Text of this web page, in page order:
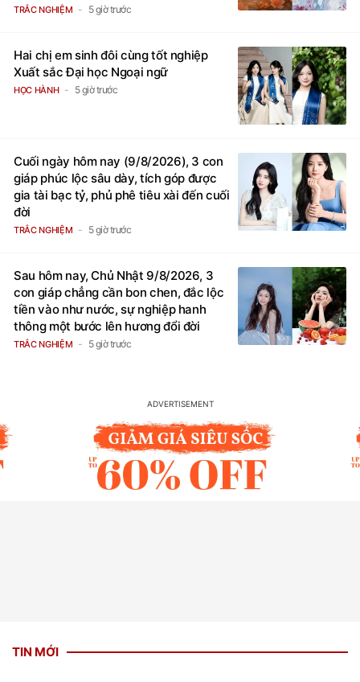
TRẮC NGHIỆM 5 giờ trước
Hai chị em sinh đôi cùng tốt nghiệp
Xuất sắc Đại học Ngoại ngữ
HỌC HÀNH 5 giờ trước
Cuối ngày hôm nay (9/8/2026), 3 con
giáp phúc lộc sâu dày, tích góp được
gia tài bạc tỷ, phủ phê tiêu xài đến cuối
đời
TRẮC NGHIỆM 5 giờ trước
Sau hôm nay, Chủ Nhật 9/8/2026, 3
con giáp chẳng cần bon chen, đắc lộc
tiền vào như nước, sự nghiệp hanh
thông một bước lên hương đổi đời
TRẮC NGHIỆM 5 giờ trước
TIN MỚI